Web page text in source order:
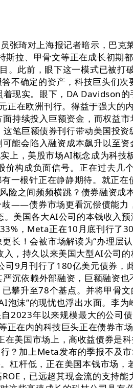
琦对上海报记者暗示，巴克
拉、甲骨文等正在成长初
此前，眼下这一模式已被
不确定的资产，科技巨头们
现实。眼下，DA Davidson
在欧洲刊行。得益于强大的
续投入巨额资金，而权益
笔巨额债券刊行带动美国投
能会陷入融资成本飙升以至
上，美股市场AI概念成为科
构成负面信号。正在过去
一根针正在静静期待。就正
险之间频频横跳？债券融资
——债券市场更看沉偿债能
美国各大AI公司的本钱收入
，Meta正在10月底刊行了
长！会被市场解读为“办理层
，持久以来美国大型AI公司
9月刊行了180亿美元债券，
沉依赖外部融资，巨额融资
攀升至78个基点。并将甲骨
沫”的现忧也浮出水面。李
2023年以来规模最大的公司
在内的科技巨头正在债券市
美国市场上，高收益债券是
？加上Meta发布的季报不及
杠杆低，正在美国本钱市场
，已远超其现金流的支持